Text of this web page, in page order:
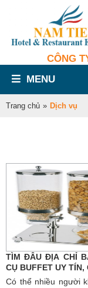
CÔNG
MENU
Trang chủ » Dịch vụ
TÌM ĐÂU ĐỊA CHỈ
CỤ BUFFET UY TÍN,
Có thể nhiều người